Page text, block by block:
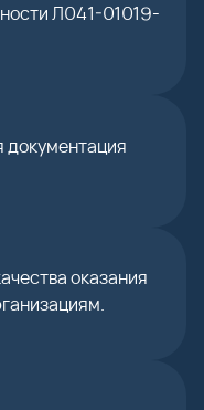
Л041-01019-
оказания